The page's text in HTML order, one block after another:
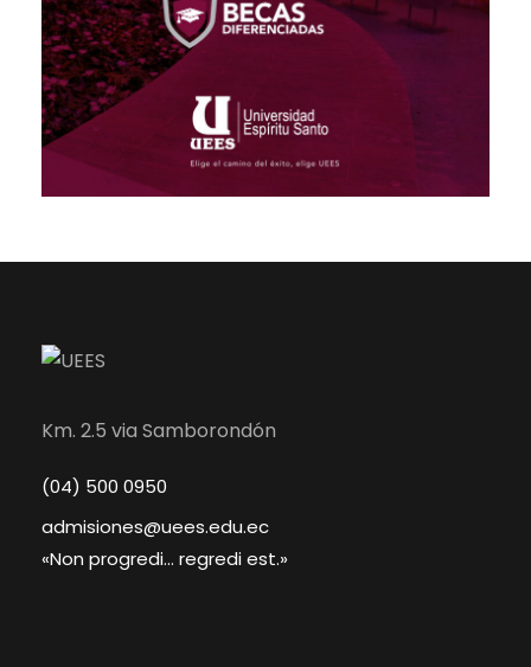
Km. 2.5 via Samborondón
(04) 500 0950
admisiones@uees.edu.ec
«Non progredi... regredi est.»